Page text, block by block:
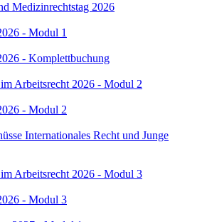
Medizinrechtstag 2026
- Modul 1
- Komplettbuchung
Arbeitsrecht 2026 - Modul 2
- Modul 2
Internationales Recht und Junge
im Arbeitsrecht 2026 - Modul 3
- Modul 3